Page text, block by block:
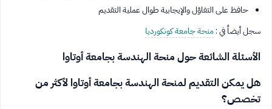
حافظ على التفاؤل والإيجابية طوال عملية التقديم
سجل أيضاً في :منحة جامعة كونكورديا
الأسئلة الشائعة حول منحة الهندسة بجامعة أوتاوا
هل يمكن التقديم لمنحة الهندسة بجامعة أوتاوا لأكثر من
تخصص؟